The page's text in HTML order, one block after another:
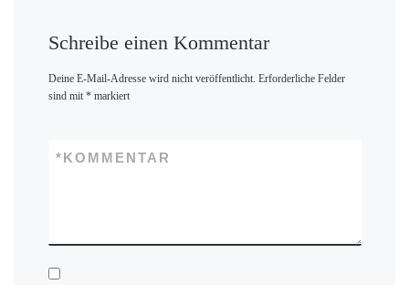
Schreibe einen Kommentar
Deine E-Mail-Adresse wird nicht veröffentlicht. Erforderliche Felder
sind mit *markiert
KOMMENTAR
*